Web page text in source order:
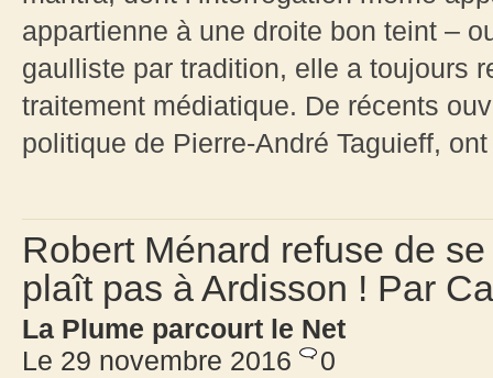
appartienne à une droite bon teint –
gaulliste par tradition, elle a toujours
traitement médiatique. De récents
politique de Pierre-André Taguieff,
Robert Ménard refuse de
plaît pas à Ardisson ! Par
La Plume parcourt le Net
Le 29 novembre 2016
0